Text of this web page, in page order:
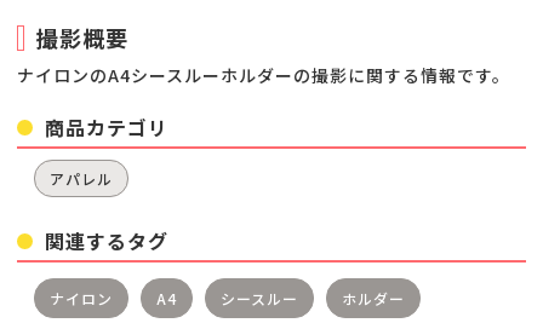
撮影概要
ナイロンのA4シースルーホルダーの撮影に関する情報です。
商品カテゴリ
アパレル
関連するタグ
ナイロン A4 シースルー ホルダー